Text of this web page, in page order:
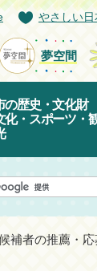
やさしい日
夢空間
の歴史・文化財
化・スポーツ・
補者の推薦・応